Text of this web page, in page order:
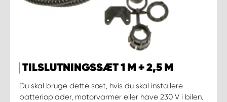
TILSLUTNINGSSÆT 1 M + 2,5 M
Du skal bruge dette sæt, hvis du skal installere
batterioplader, motorvarmer eller have 230 V i bilen.